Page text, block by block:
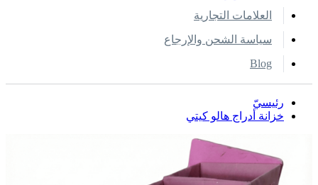
العلامات التجارية
سياسة الشحن والإرجاع
Blog
رئيسيّ
خزانة أدراج هالو كيتي